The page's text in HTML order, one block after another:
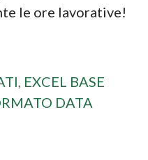
le ore lavorative!
EXCEL BASE
DATA